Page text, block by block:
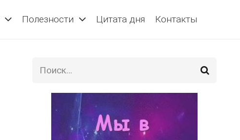
Полезности Цитата дня Контакты